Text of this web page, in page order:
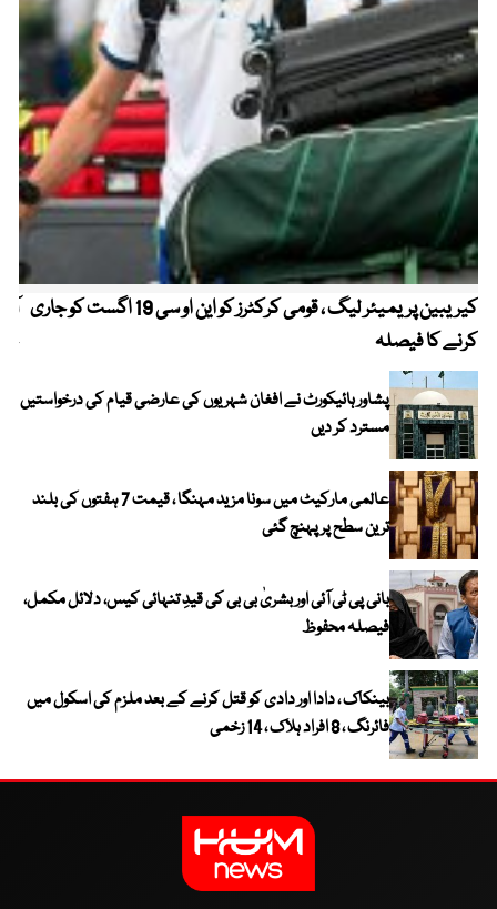
کیریبین پریمیئر لیگ ، قومی کرکٹرز کو این او سی 19 اگست کو جاری
کرنے کا فیصلہ
پشاور ہائیکورٹ نے افغان شہریوں کی عارضی قیام کی درخواستیں
مسترد کر دیں
عالمی مارکیٹ میں سونا مزید مہنگا ، قیمت 7 ہفتوں کی بلند
ترین سطح پر پہنچ گئی
بانی پی ٹی آئی اور بشریٰ بی بی کی قیدِ تنہائی کیس، دلائل مکمل،
فیصلہ محفوظ
بینکاک ، دادا اور دادی کو قتل کرنے کے بعد ملزم کی اسکول میں
فائرنگ ، 8 افراد ہلاک ، 14 زخمی